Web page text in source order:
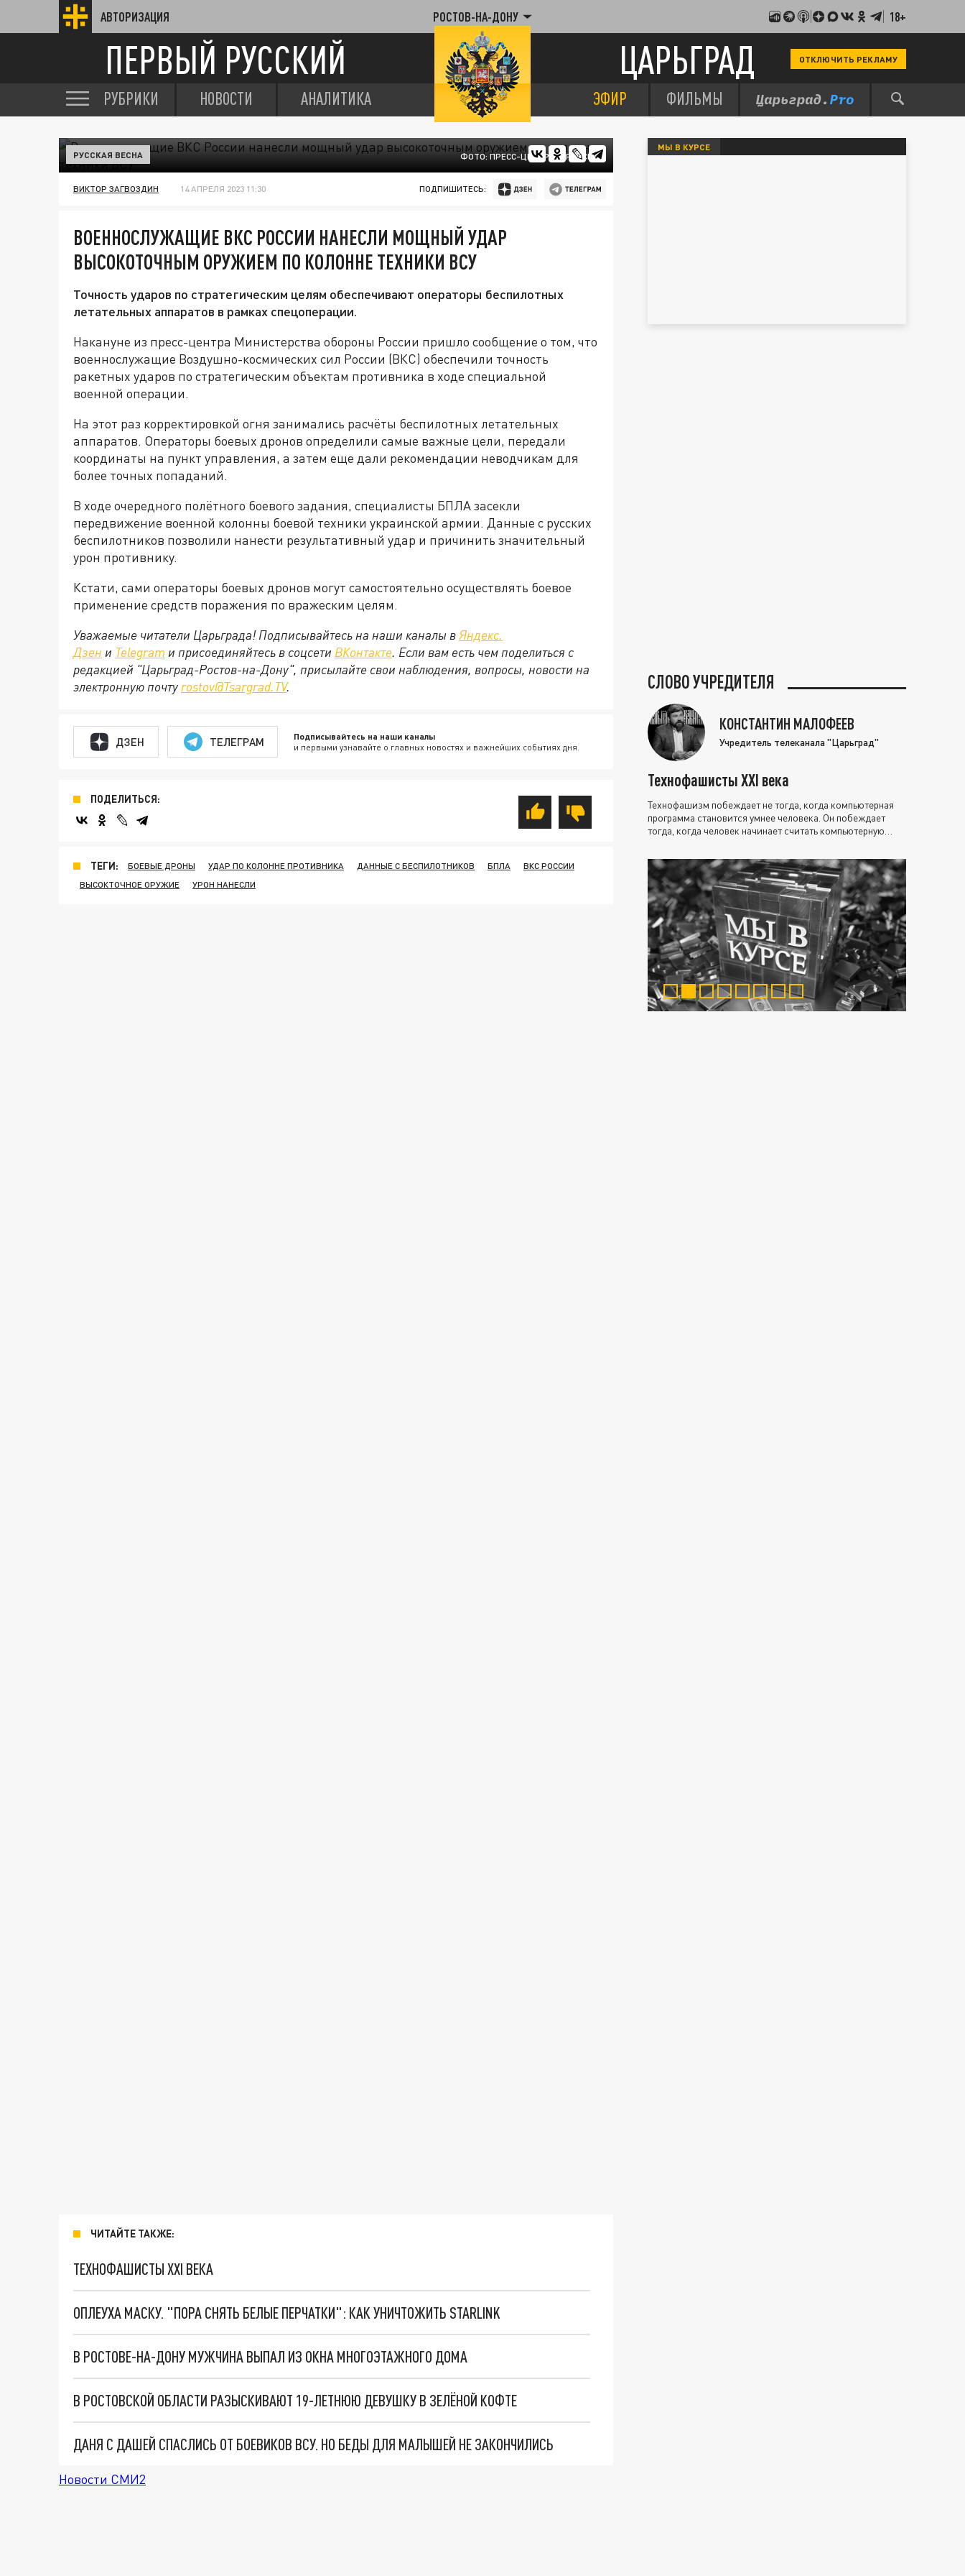
АВТОРИЗАЦИЯ РОСТОВ-НА-ДОНУ 18+
ПЕРВЫЙ РУССКИЙ ЦАРЬГРАД ОТКЛЮЧИТЬ РЕКЛАМУ
РУБРИКИ НОВОСТИ АНАЛИТИКА ЭФИР ФИЛЬМЫ
ФОТО: ПРЕСС-ЦЕНТР МО РОССИИ
РУССКАЯ ВЕСНА
ВИКТОР ЗАГВОЗДИН 14 АПРЕЛЯ 2023 11:30 ПОДПИШИТЕСЬ:
ВОЕННОСЛУЖАЩИЕ ВКС РОССИИ НАНЕСЛИ МОЩНЫЙ УДАР
ВЫСОКОТОЧНЫМ ОРУЖИЕМ ПО КОЛОННЕ ТЕХНИКИ ВСУ
Точность ударов по стратегическим целям обеспечивают операторы беспилотных
летательных аппаратов в рамках спецоперации.
Накануне из пресс-центра Министерства обороны России пришло сообщение о том, что
военнослужащие Воздушно-космических сил России (ВКС) обеспечили точность
ракетных ударов по стратегическим объектам противника в ходе специальной
военной операции.
На этот раз корректировкой огня занимались расчёты беспилотных летательных
аппаратов. Операторы боевых дронов определили самые важные цели, передали
координаты на пункт управления, а затем еще дали рекомендации неводчикам для
более точных попаданий.
В ходе очередного полётного боевого задания, специалисты БПЛА засекли
передвижение военной колонны боевой техники украинской армии. Данные с русских
беспилотников позволили нанести результативный удар и причинить значительный
урон противнику.
Кстати, сами операторы боевых дронов могут самостоятельно осуществлять боевое
применение средств поражения по вражеским целям.
Уважаемые читатели Царьграда! Подписывайтесь на наши каналы вЯндекс.
Дзен и Telegram и присоединяйтесь в соцсети ВКонтакте. Если вам есть чем поделиться с
редакцией "Царьград-Ростов-на-Дону", присылайте свои наблюдения, вопросы, новости на
электронную почту rostov@Tsargrad.ТV.
ДЗЕН ТЕЛЕГРАМ Подписывайтесь на наши каналы
и первыми узнавайте о главных новостях и важнейших событиях дня.
ПОДЕЛИТЬСЯ:
ТЕГИ: БОЕВЫЕ ДРОНЫ УДАР ПО КОЛОННЕ ПРОТИВНИКА ДАННЫЕ С БЕСПИЛОТНИКОВ БПЛА
ВКС РОССИИ
ВЫСОКТОЧНОЕ ОРУЖИЕ
УРОН НАНЕСЛИ
ЧИТАЙТЕ ТАКЖЕ:
ТЕХНОФАШИСТЫ XXI ВЕКА
ОПЛЕУХА МАСКУ. "ПОРА СНЯТЬ БЕЛЫЕ ПЕРЧАТКИ": КАК УНИЧТОЖИТЬ STARLINK
В РОСТОВЕ-НА-ДОНУ МУЖЧИНА ВЫПАЛ ИЗ ОКНА МНОГОЭТАЖНОГО ДОМА
В РОСТОВСКОЙ ОБЛАСТИ РАЗЫСКИВАЮТ 19-ЛЕТНЮЮ ДЕВУШКУ В ЗЕЛЁНОЙ КОФТЕ
ДАНЯ С ДАШЕЙ СПАСЛИСЬ ОТ БОЕВИКОВ ВСУ. НО БЕДЫ ДЛЯ МАЛЫШЕЙ НЕ ЗАКОНЧИЛИСЬ
Новости СМИ2
МЫ В КУРСЕ
СЛОВО УЧРЕДИТЕЛЯ
КОНСТАНТИН МАЛОФЕЕВ
Учредитель телеканала "Царьград"
Технофашисты XXI века
Технофашизм побеждает не тогда, когда компьютерная
программа становится умнее человека. Он побеждает
тогда, когда человек начинает считать компьютерную